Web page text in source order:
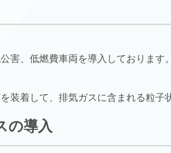
害、低燃費車両を導入しております。
装着して、排気ガスに含まれる粒子
の導入